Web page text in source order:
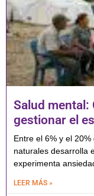
Salud mental:
gestionar el
Entre el 6% y el
naturales desarrolla
experimenta
LEER MÁS »